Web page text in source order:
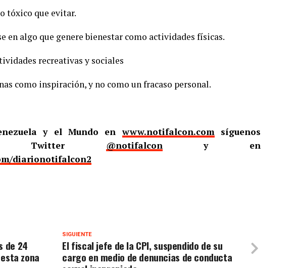
tóxico que evitar.
en algo que genere bienestar como actividades físicas.
recreativas y sociales
como inspiración, y no como un fracaso personal.
y el Mundo enwww.notifalcon.comsíguenos
@notifalcony en
diarionotifalcon2
SIGUIENTE
El fiscal jefe de la CPI, suspendido de su
cargo en medio de denuncias de conducta
de 24
zona